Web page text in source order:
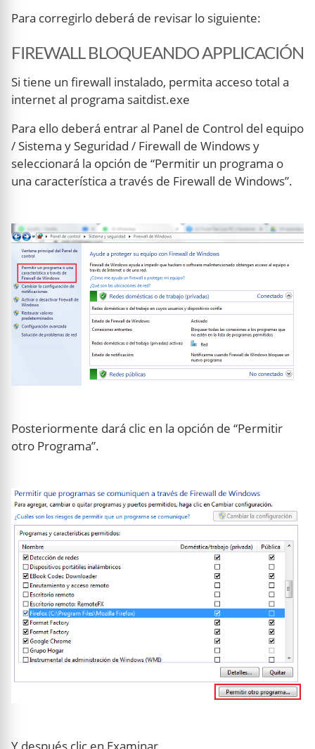
Para corregirlo deberá de revisar lo siguiente:
FIREWALL BLOQUEANDO APPLICACIÓN
Si tiene un firewall instalado, permita acceso total a
internet al programa saitdist.exe
Para ello deberá entrar al Panel de Control del equipo
/ Sistema y Seguridad / Firewall de Windows y
seleccionará la opción de “Permitir un programa o
una característica a través de Firewall de Windows”.
Posteriormente dará clic en la opción de “Permitir
otro Programa”.